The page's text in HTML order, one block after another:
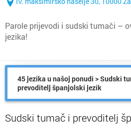
Parole prijevodi i sudski tumači –
jezika!
45 jezika u našoj ponudi > Sudski
prevoditelj španjolski jezik
Sudski tumač i prevoditelj